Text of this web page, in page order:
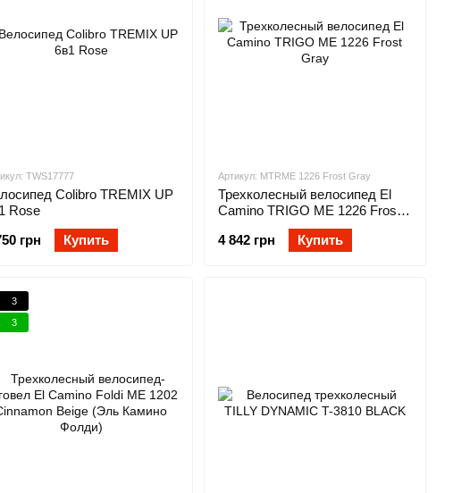
TWS17777
Colibro TREMIX UP
Rose
грн
Купить
Артикул: MTRME 1226 Frost Gray
Трехколесный велосипед El
Camino TRIGO ME 1226 Frost
4 842 грн
Купить
3
3